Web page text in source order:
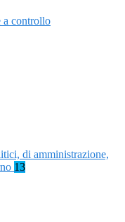
a controllo
di amministrazione,
13